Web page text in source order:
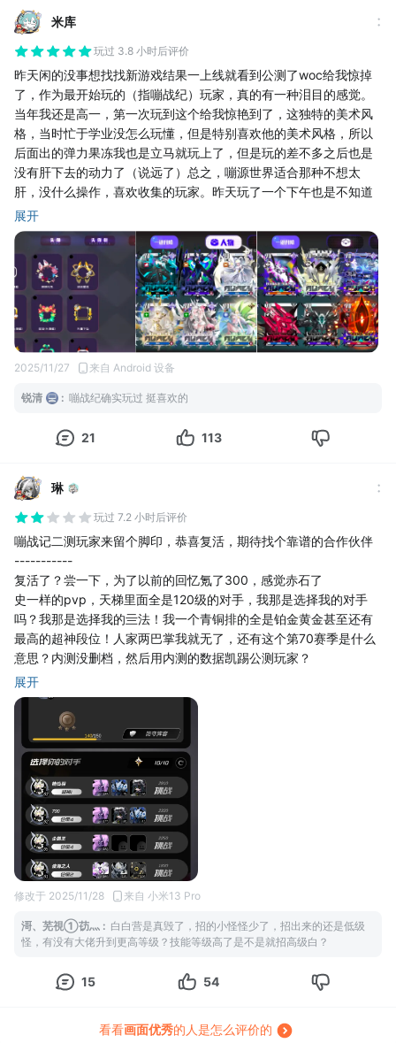
暴击流。攻速流。竞技场群魔乱舞，哈哈哈哈卧槽我才不酸乐乐大
剑！((٩(//̀Д/́/)۶))
甚至在闯关你也可以作弊（官方外挂）你可以在战场拖起你的崽
子。同理(๑ºั╰╯ºั๑)你也可以拖起小黑....（乐乐喵喵捂嘴）唔！！
甚至群里都是良好气氛，路人a：这关咋打啊。路人b：就这样那样
就好了。路人acdo：哦豁。大佬牛皮。（*/∇＼*）。就是有些不懂
气氛的路人欧：我抽到了乐乐！乐乐！你们非洲人没有的乐乐！
（不说了我的矛快递到了）场面就比较血腥混乱(¦3[▓▓]
群里的大家也都是好玩家，也都是很好的人，玩游戏这么久。我还
是第一次看见。玩家自愿氪金支持游戏工作室还是第一次。喵喵做
好玩的让人心疼工作室不想让它倒闭。不想它亏钱还是独一份吧。
真的。那么多群的玩家都是自愿氪金而且氪金的非常快乐。（氪金
只能获得蓝晶抽奖）肝帝玩家也能和氪金大佬平起平坐。平民玩家
也是动动手指也可以十连抽。
咳。我贫瘠的语言只能表达出万分之一的好玩。只希望当初一二测
的猫猫工作室还保持初心。
当初一开始听到猫要被游族代理。第一时间是感觉有资金了有靠山
了。第二就是惋惜。可惜还是被游族毁了个好游戏（有没有捞一波
这边咕咕王等游戏等得我快秃了。。。嘤嘤嘤
游戏金星跟蓝星都没了90%，我没绷住
米库
玩过 3.8 小时后评价
昨天闲的没事想找找新游戏结果一上线就看到公测了woc给我惊掉
了，作为最开始玩的（指嘣战纪）玩家，真的有一种泪目的感觉。
当年我还是高一，第一次玩到这个给我惊艳到了，这独特的美术风
格，当时忙于学业没怎么玩懂，但是特别喜欢他的美术风格，所以
后面出的弹力果冻我也是立马就玩上了，但是玩的差不多之后也是
没有肝下去的动力了（说远了）总之，嘣源世界适合那种不想太
肝，没什么操作，喜欢收集的玩家。昨天玩了一个下午也是不知道
该怎么升了只能等挂机奖励把战力升上去了再继续推关，偶尔出现
的乱码还是需要优化的，希望怪力猫越做越好喵😺
展开
2025/11/27 来自 Android 设备
锐清 : 嘣战纪确实玩过 挺喜欢的
21 113
琳
玩过 7.2 小时后评价
嘣战记二测玩家来留个脚印，恭喜复活，期待找个靠谱的合作伙伴
-----------
复活了？尝一下，为了以前的回忆氪了300，感觉赤石了
史一样的pvp，天梯里面全是120级的对手，我那是选择我的对手
吗？我那是选择我的亖法！我一个青铜排的全是铂金黄金甚至还有
最高的超神段位！人家两巴掌我就无了，还有这个第70赛季是什么
意思？内测没删档，然后用内测的数据凯踢公测玩家？
我记得以前测试的时候蛋池会有稀有蛋吧，现在怎么全是蓝星蛋那
几个毫无用处的，数值低的可怕，萌星组同样60级比进化三阶段的
白白高出一大截数值
目前卡池就五个初始3星能用，而且我奶妈竟然死活抽不到其他的都
四星了一个奶妈都没有
逆天材料本一天打三次，然后战令任务是打30次，一个战令30天，
硬逼全勤呗
还有以前的创世白白营我记得是能召唤同样是三阶段的小白白，我
费劲吧啦拉了，然后往战场上一丢全是一阶段二阶段小白白？这对
吗？
展开
修改于 2025/11/28 来自 小米13 Pro
滒、芜視①苆灬 : 白白营是真毁了，招的小怪怪少了，招出来的还是低级
怪，有没有大佬升到更高等级？技能等级高了是不是就招高级白？
15 54
看看画面优秀的人是怎么评价的